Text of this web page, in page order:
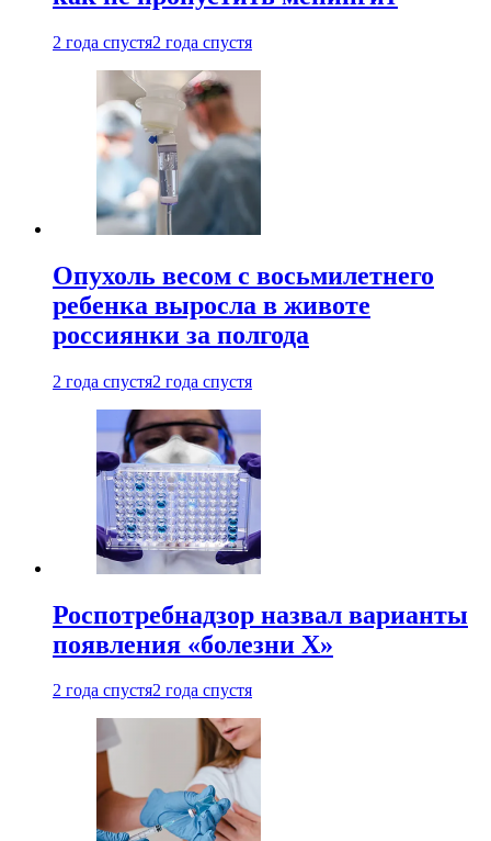
2 года спустя2 года спустя
Опухоль весом с восьмилетнего
ребенка выросла в животе
россиянки за полгода
2 года спустя2 года спустя
Роспотребнадзор назвал варианты
появления «болезни Х»
2 года спустя2 года спустя